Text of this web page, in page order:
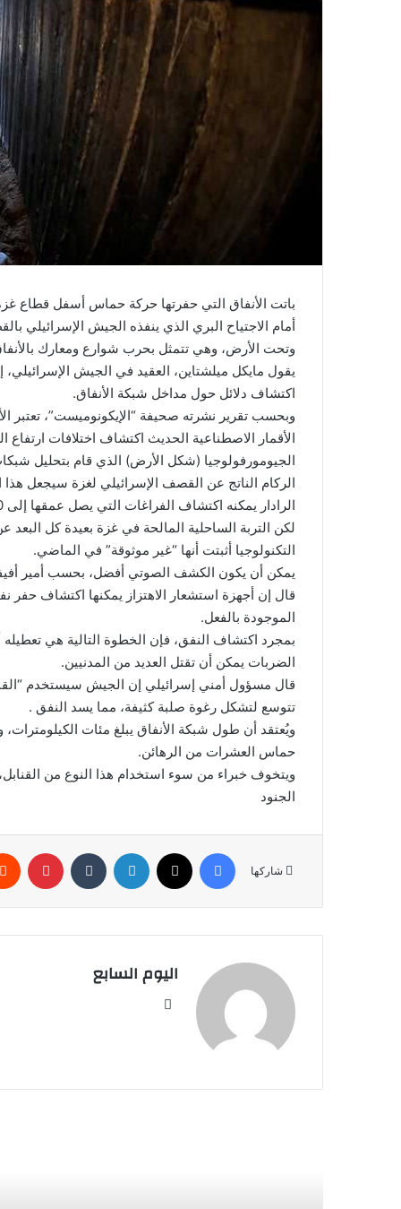
باتت الأنفاق التي حفرتها حركة حماس أسفل قطاع
أمام الاجتياح البري الذي ينفذه الجيش
وتحت الأرض، وهي تتمثل بحرب شوارع ومعارك
يقول مايكل ميلشتاين، العقيد في الجيش
اكتشاف دلائل حول مداخل شبكة الأنفاق.
وبحسب تقرير نشرته صحيفة “الإيكونوميست”، تعتبر
الأقمار الاصطناعية الحديث اكتشاف اختلافات
الجيومورفولوجيا (شكل الأرض) الذي قام بتحليل
الركام الناتج عن القصف الإسرائيلي لغزة سيجعل هذا
الرادار يمكنه اكتشاف الفراغات التي يصل عمقها إلى 30 مترا تحت السطح في الظروف المثالية.
لكن التربة الساحلية المالحة في غزة بعيدة كل البعد
التكنولوجيا أثبتت أنها “غير موثوقة” في الماضي.
يمكن أن يكون الكشف الصوتي أفضل، بحسب أمير
قال إن أجهزة استشعار الاهتزاز يمكنها اكتشاف حفر
الموجودة بالفعل.
بمجرد اكتشاف النفق، فإن الخطوة التالية هي
الضربات يمكن أن تقتل العديد من المدنيين.
قال مسؤول أمني إسرائيلي إن الجيش سيستخدم
تتوسع لتشكل رغوة صلبة كثيفة، مما يسد النفق .
ويُعتقد أن طول شبكة الأنفاق يبلغ مئات
حماس العشرات من الرهائن.
ويتخوف خبراء من سوء استخدام هذا النوع من
الجنود
شاركها
فيسبوك لينكدإن
اليوم السابع